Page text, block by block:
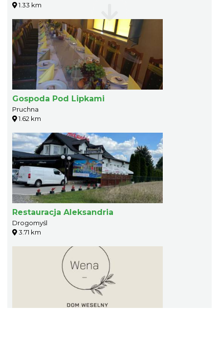
1.33 km
Gospoda Pod Lipkami
Pruchna
1.62 km
Restauracja Aleksandria
Drogomyśl
3.71 km